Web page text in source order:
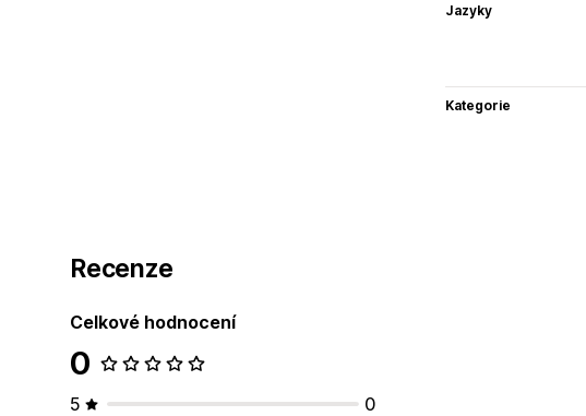
Jazyky
Kategorie
Recenze
Celkové hodnocení
0
5
0